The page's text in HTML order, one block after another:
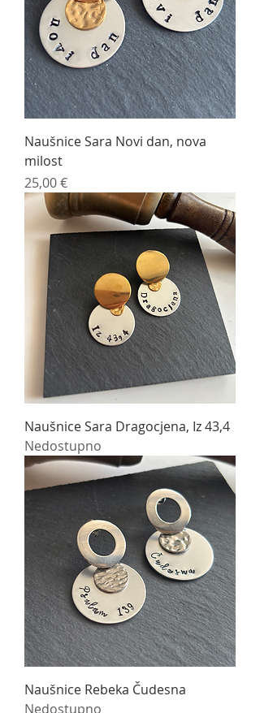
Naušnice Sara Novi dan, nova
milost
Cijena
25,00 €
Naušnice Sara Dragocjena, Iz 43,4
Nedostupno
Naušnice Rebeka Čudesna
Nedostupno